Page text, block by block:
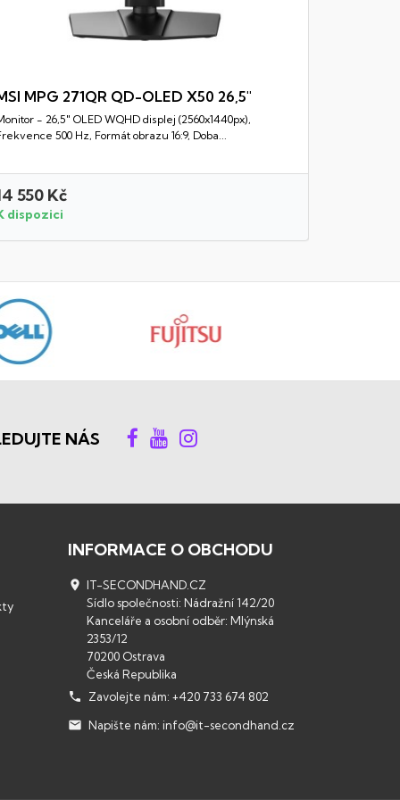
Rychlý náhled
MPG 271QR QD-OLED X50 26,5"
- 26,5" OLED WQHD displej (2560x1440px),
500 Hz, Formát obrazu 16:9, Doba...
550 Kč
dispozici
NÁS
INFORMACE O OBCHODU
 IT-SECONDHAND.CZ
Sídlo společnosti: Nádražní 142/20
Kanceláře a osobní odběr: Mlýnská
2353/12
70200 Ostrava
Česká Republika

Zavolejte nám: +420 733 674 802
 Napište nám: info@it-secondhand.cz